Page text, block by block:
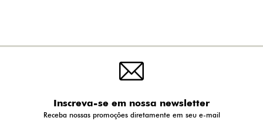
Inscreva-se em nossa newsletter
Receba nossas promoções diretamente em seu e-mail